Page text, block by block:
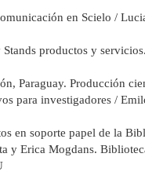
en Scielo /
productos y servicios.
Paraguay. Producción
para investigadores /
en soporte papel de la
y Erica Mogdans.